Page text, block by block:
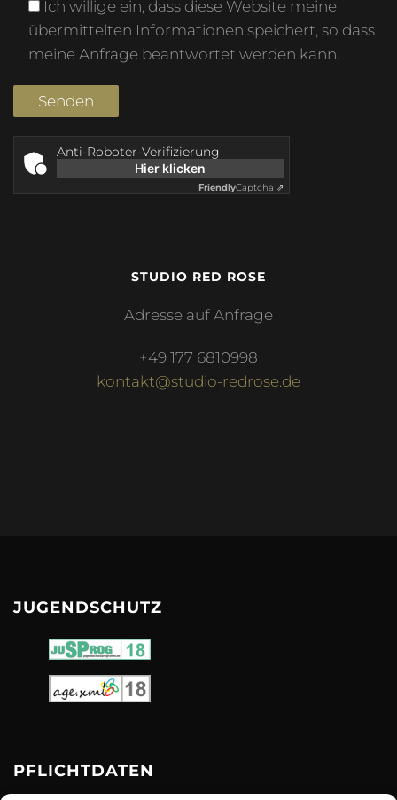
Ich willige ein, dass diese Website meine
übermittelten Informationen speichert, so dass
meine Anfrage beantwortet werden kann.
Anti-Roboter-Verifizierung
Hier klicken
FriendlyCaptcha ⇗
STUDIO RED ROSE
Adresse auf Anfrage
+49 177 6810998
kontakt@studio-redrose.de
JUGENDSCHUTZ
PFLICHTDATEN